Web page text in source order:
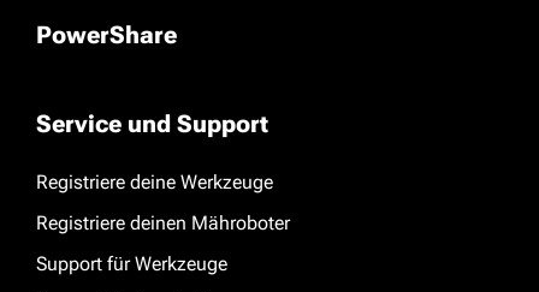
PowerShare
Service und Support
Registriere deine Werkzeuge
Registriere deinen Mähroboter
Support für Werkzeuge